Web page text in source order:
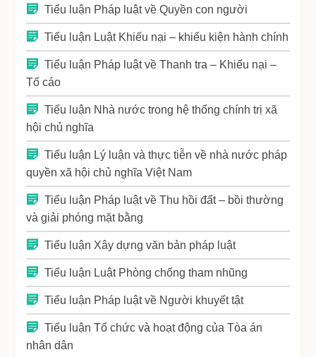
Tiểu luận Pháp luật về Quyền con người
Tiểu luận Luật Khiếu nại – khiếu kiện hành chính
Tiểu luận Pháp luật về Thanh tra – Khiếu nại –
Tố cáo
Tiểu luận Nhà nước trong hệ thống chính trị xã
hội chủ nghĩa
Tiểu luận Lý luận và thực tiễn về nhà nước pháp
quyền xã hội chủ nghĩa Việt Nam
Tiểu luận Pháp luật về Thu hồi đất – bồi thường
và giải phóng mặt bằng
Tiểu luận Xây dựng văn bản pháp luật
Tiểu luận Luật Phòng chống tham nhũng
Tiểu luận Pháp luật về Người khuyết tật
Tiểu luận Tổ chức và hoạt động của Tòa án
nhân dân